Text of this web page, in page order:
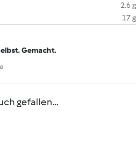
2.6 g
17 g
Gemacht.
gefallen...